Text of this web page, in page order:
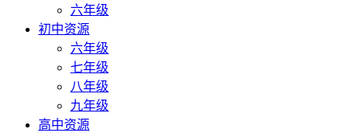
六年级
初中资源
六年级
七年级
八年级
九年级
高中资源